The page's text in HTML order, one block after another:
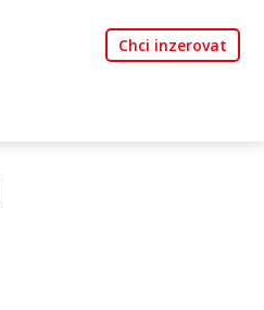
Chci inzerovat